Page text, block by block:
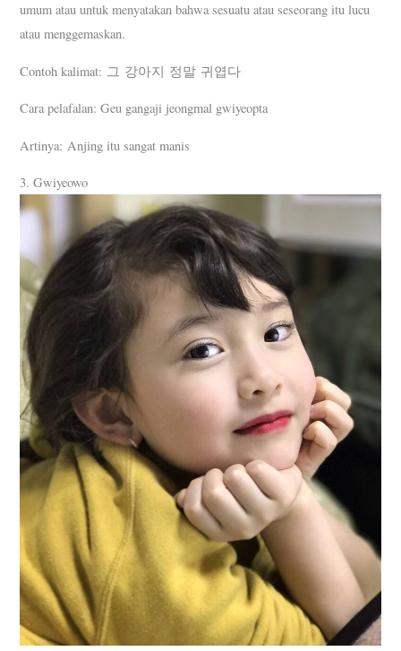
umum atau untuk menyatakan bahwa sesuatu atau seseorang itu lucu
atau menggemaskan.
Contoh kalimat: 그 강아지 정말 귀엽다
Cara pelafalan: Geu gangaji jeongmal gwiyeopta
Artinya: Anjing itu sangat manis
3. Gwiyeowo